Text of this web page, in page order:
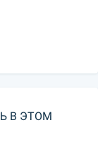
В ЭТОМ